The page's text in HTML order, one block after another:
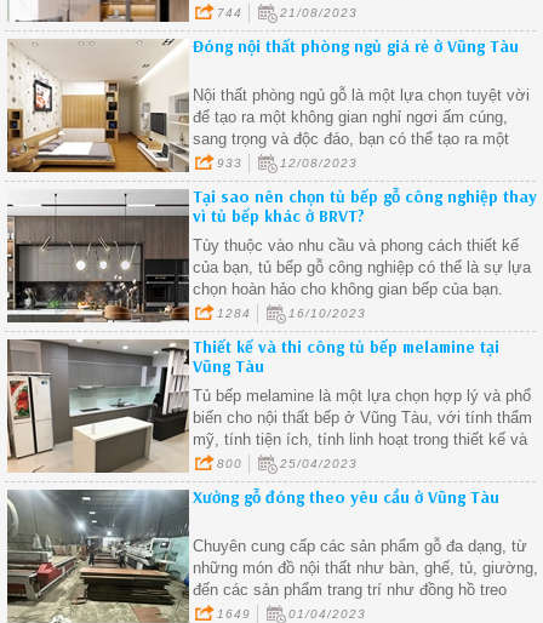
năng suất.
744 21/08/2023
Đóng nội thất phòng ngủ giá rẻ ở Vũng Tàu
Nội thất phòng ngủ gỗ là một lựa chọn tuyệt vời
để tạo ra một không gian nghỉ ngơi ấm cúng,
sang trọng và độc đáo, bạn có thể tạo ra một
không gian phòng ngủ thú vị và phản ánh cá tính
riêng của bạn.
933 12/08/2023
Tại sao nên chọn tủ bếp gỗ công nghiệp thay
vì tủ bếp khác ở BRVT?
Tùy thuộc vào nhu cầu và phong cách thiết kế
của bạn, tủ bếp gỗ công nghiệp có thể là sự lựa
chọn hoàn hảo cho không gian bếp của bạn.
1284 16/10/2023
Thiết kế và thi công tủ bếp melamine tại
Vũng Tàu
Tủ bếp melamine là một lựa chọn hợp lý và phổ
biến cho nội thất bếp ở Vũng Tàu, với tính thẩm
mỹ, tính tiện ích, tính linh hoạt trong thiết kế và
tính kinh tế, tủ bếp melamine đáp ứng được nhu
cầu của người dùng và mang lại vẻ đẹp hiện đại,
tiện nghi và tiết kiệm cho căn bếp của bạn.
800 25/04/2023
Xưởng gỗ đóng theo yêu cầu ở Vũng Tàu
Chuyên cung cấp các sản phẩm gỗ đa dạng, từ
những món đồ nội thất như bàn, ghế, tủ, giường,
đến các sản phẩm trang trí như đồng hồ treo
tường, tranh treo tường, và các sản phẩm gỗ
1649 01/04/2023